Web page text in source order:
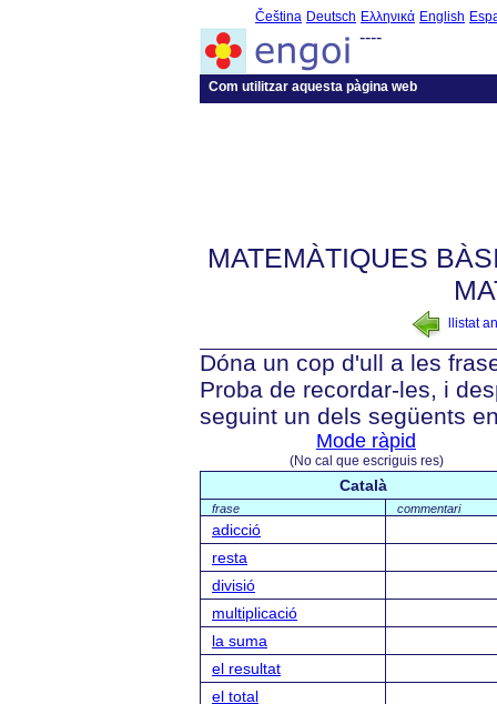
Čeština Deutsch Ελληνικά English
----
Com utilitzar aquesta pàgina web
MATEMÀTIQUES
llistat
Dóna un cop d'ull a les
Proba de recordar-les, i
seguint un dels següents
Mode ràpid
(No cal que escriguis res)
Català
frase commentari
adicció
resta
divisió
multiplicació
la suma
el resultat
el total